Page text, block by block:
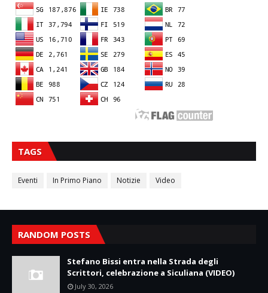
TAGS
Eventi In Primo Piano Notizie Video
RANDOM POSTS
Stefano Bissi entra nella Strada degli
Scrittori, celebrazione a Siculiana (VIDEO)
July 30, 2026